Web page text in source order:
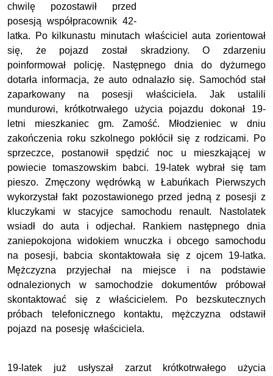
chwilę pozostawił przed
posesją współpracownik 42-
latka. Po kilkunastu minutach właściciel auta zorientował
się, że pojazd został skradziony. O zdarzeniu
poinformował policję. Następnego dnia do dyżurnego
dotarła informacja, że auto odnalazło się. Samochód stał
zaparkowany na posesji właściciela. Jak ustalili
mundurowi, krótkotrwałego użycia pojazdu dokonał 19-
letni mieszkaniec gm. Zamość. Młodzieniec w dniu
zakończenia roku szkolnego pokłócił się z rodzicami. Po
sprzeczce, postanowił spędzić noc u mieszkającej w
powiecie tomaszowskim babci. 19-latek wybrał się tam
pieszo. Zmęczony wędrówką w Łabuńkach Pierwszych
wykorzystał fakt pozostawionego przed jedną z posesji z
kluczykami w stacyjce samochodu renault. Nastolatek
wsiadł do auta i odjechał. Rankiem następnego dnia
zaniepokojona widokiem wnuczka i obcego samochodu
na posesji, babcia skontaktowała się z ojcem 19-latka.
Mężczyzna przyjechał na miejsce i na podstawie
odnalezionych w samochodzie dokumentów próbował
skontaktować się z właścicielem. Po bezskutecznych
próbach telefonicznego kontaktu, mężczyzna odstawił
pojazd na posesję właściciela.
19-latek już usłyszał zarzut krótkotrwałego użycia